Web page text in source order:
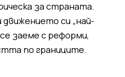
за страната.
си „най-
заеме с реформи,
по границите.